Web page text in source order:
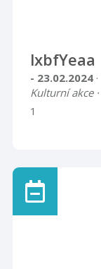
lxbfYeaa
- 23.02.2024
Kulturní akce
1